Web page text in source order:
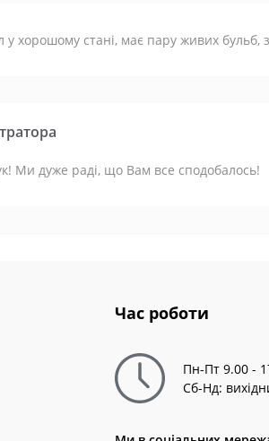
у хорошому стані, має пару живих
Ми дуже раді, що Вам все сподобалось!
Час роботи
Пн-Пт 9.00 -
Сб-Нд: